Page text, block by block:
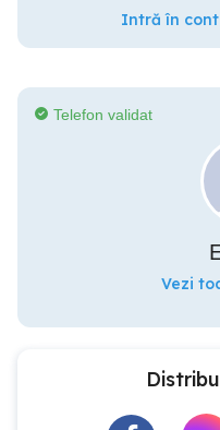
Intră în
Telefon validat
Vezi